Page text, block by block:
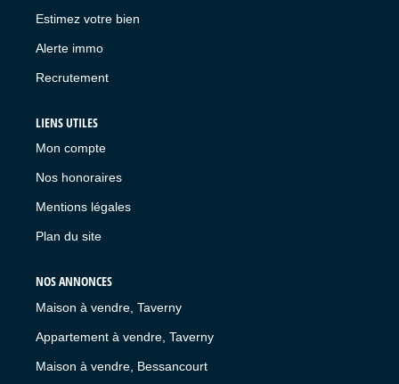
Estimez votre bien
Alerte immo
Recrutement
LIENS UTILES
Mon compte
Nos honoraires
Mentions légales
Plan du site
NOS ANNONCES
Maison à vendre, Taverny
Appartement à vendre, Taverny
Maison à vendre, Bessancourt